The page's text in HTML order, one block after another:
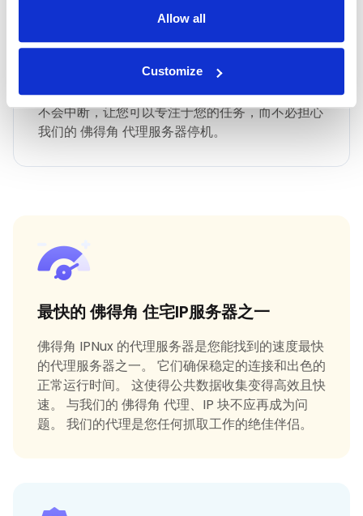
Allow all
Customize
IPNux 保证一致和可靠的服务，确保您保持连接而
不会中断，让您可以专注于您的任务，而不必担心
我们的 佛得角 代理服务器停机。
最快的 佛得角 住宅IP服务器之一
佛得角 IPNux 的代理服务器是您能找到的速度最快
的代理服务器之一。 它们确保稳定的连接和出色的
正常运行时间。 这使得公共数据收集变得高效且快
速。 与我们的 佛得角 代理、IP 块不应再成为问
题。 我们的代理是您任何抓取工作的绝佳伴侣。